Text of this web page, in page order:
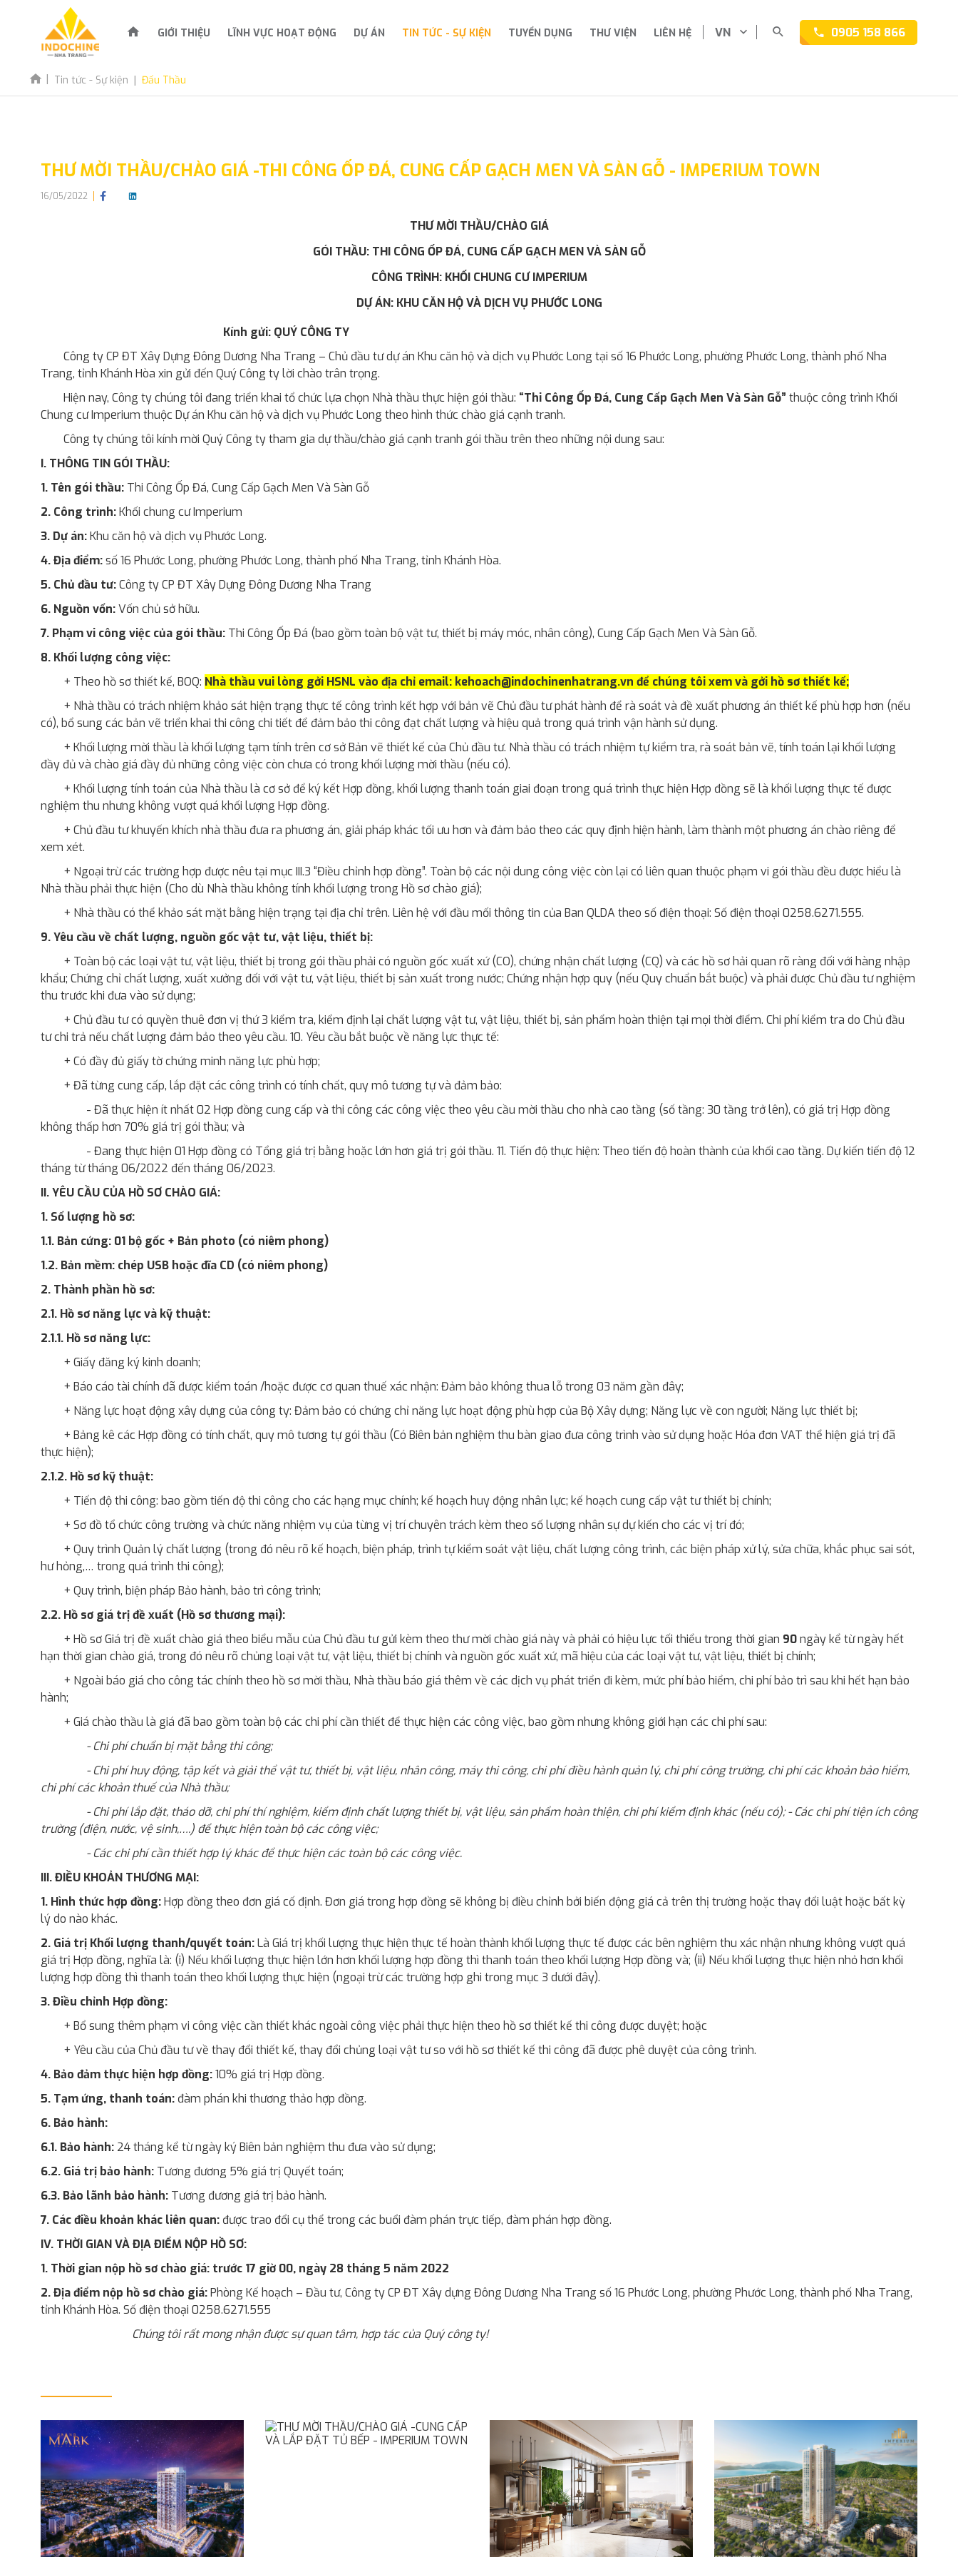
GIỚI THIỆU LĨNH VỰC HOẠT ĐỘNG DỰ ÁN TIN TỨC - SỰ KIỆN TUYỂN DỤNG THƯ VIỆN LIÊN HỆ VN 0905 158 866
Tin tức - Sự kiện Đấu Thầu
THƯ MỜI THẦU/CHÀO GIÁ -THI CÔNG ỐP ĐÁ, CUNG CẤP GẠCH MEN VÀ SÀN GỖ - IMPERIUM TOWN
16/05/2022
THƯ MỜI THẦU/CHÀO GIÁ
GÓI THẦU: THI CÔNG ỐP ĐÁ, CUNG CẤP GẠCH MEN VÀ SÀN GỖ
CÔNG TRÌNH: KHỐI CHUNG CƯ IMPERIUM
DỰ ÁN: KHU CĂN HỘ VÀ DỊCH VỤ PHƯỚC LONG
Kính gửi: QUÝ CÔNG TY
Công ty CP ĐT Xây Dựng Đông Dương Nha Trang – Chủ đầu tư dự án Khu căn hộ và dịch vụ Phước Long tại số 16 Phước Long, phường Phước Long, thành phố Nha
Trang, tỉnh Khánh Hòa xin gửi đến Quý Công ty lời chào trân trọng.
Hiện nay, Công ty chúng tôi đang triển khai tổ chức lựa chọn Nhà thầu thực hiện gói thầu: “Thi Công Ốp Đá, Cung Cấp Gạch Men Và Sàn Gỗ” thuộc công trình Khối
Chung cư Imperium thuộc Dự án Khu căn hộ và dịch vụ Phước Long theo hình thức chào giá cạnh tranh.
Công ty chúng tôi kính mời Quý Công ty tham gia dự thầu/chào giá cạnh tranh gói thầu trên theo những nội dung sau:
I. THÔNG TIN GÓI THẦU:
1. Tên gói thầu: Thi Công Ốp Đá, Cung Cấp Gạch Men Và Sàn Gỗ
2. Công trình:Khối chung cư Imperium
3. Dự án:Khu căn hộ và dịch vụ Phước Long.
4. Địa điểm:số 16 Phước Long, phường Phước Long, thành phố Nha Trang, tỉnh Khánh Hòa.
5. Chủ đầu tư:Công ty CP ĐT Xây Dựng Đông Dương Nha Trang
6. Nguồn vốn:Vốn chủ sở hữu.
7. Phạm vi công việc của gói thầu: Thi Công Ốp Đá (bao gồm toàn bộ vật tư, thiết bị máy móc, nhân công), Cung Cấp Gạch Men Và Sàn Gỗ.
8. Khối lượng công việc:
+ Theo hồ sơ thiết kế, BOQ: Nhà thầu vui lòng gởi HSNL vào địa chỉ email: kehoach@indochinenhatrang.vn để chúng tôi xem và gởi hồ sơ thiết kế;
+ Nhà thầu có trách nhiệm khảo sát hiện trạng thực tế công trình kết hợp với bản vẽ Chủ đầu tư phát hành để rà soát và đề xuất phương án thiết kế phù hợp hơn (nếu
có), bổ sung các bản vẽ triển khai thi công chi tiết để đảm bảo thi công đạt chất lượng và hiệu quả trong quá trình vận hành sử dụng.
+ Khối lượng mời thầu là khối lượng tạm tính trên cơ sở Bản vẽ thiết kế của Chủ đầu tư. Nhà thầu có trách nhiệm tự kiểm tra, rà soát bản vẽ, tính toán lại khối lượng
đầy đủ và chào giá đầy đủ những công việc còn chưa có trong khối lượng mời thầu (nếu có).
+ Khối lượng tính toán của Nhà thầu là cơ sở để ký kết Hợp đồng, khối lượng thanh toán giai đoạn trong quá trình thực hiện Hợp đồng sẽ là khối lượng thực tế được
nghiệm thu nhưng không vượt quá khối lượng Hợp đồng.
+ Chủ đầu tư khuyến khích nhà thầu đưa ra phương án, giải pháp khác tối ưu hơn và đảm bảo theo các quy định hiện hành, làm thành một phương án chào riêng để
xem xét.
+ Ngoại trừ các trường hợp được nêu tại mục III.3 “Điều chỉnh hợp đồng”. Toàn bộ các nội dung công việc còn lại có liên quan thuộc phạm vi gói thầu đều được hiểu là
Nhà thầu phải thực hiện (Cho dù Nhà thầu không tính khối lượng trong Hồ sơ chào giá);
+ Nhà thầu có thể khảo sát mặt bằng hiện trạng tại địa chỉ trên. Liên hệ với đầu mối thông tin của Ban QLDA theo số điện thoại: Số điện thoại 0258.6271.555.
9. Yêu cầu về chất lượng, nguồn gốc vật tư, vật liệu, thiết bị:
+ Toàn bộ các loại vật tư, vật liệu, thiết bị trong gói thầu phải có nguồn gốc xuất xứ (CO), chứng nhận chất lượng (CQ) và các hồ sơ hải quan rõ ràng đối với hàng nhập
khẩu; Chứng chỉ chất lượng, xuất xưởng đối với vật tư, vật liệu, thiết bị sản xuất trong nước; Chứng nhận hợp quy (nếu Quy chuẩn bắt buộc) và phải được Chủ đầu tư nghiệm
thu trước khi đưa vào sử dụng;
+ Chủ đầu tư có quyền thuê đơn vị thứ 3 kiểm tra, kiểm định lại chất lượng vật tư, vật liệu, thiết bị, sản phẩm hoàn thiện tại mọi thời điểm. Chi phí kiểm tra do Chủ đầu
tư chi trả nếu chất lượng đảm bảo theo yêu cầu. 10. Yêu cầu bắt buộc về năng lực thực tế:
+ Có đầy đủ giấy tờ chứng minh năng lực phù hợp;
+ Đã từng cung cấp, lắp đặt các công trình có tính chất, quy mô tương tự và đảm bảo:
- Đã thực hiện ít nhất 02 Hợp đồng cung cấp và thi công các công việc theo yêu cầu mời thầu cho nhà cao tầng (số tầng: 30 tầng trở lên), có giá trị Hợp đồng
không thấp hơn 70% giá trị gói thầu; và
- Đang thực hiện 01 Hợp đồng có Tổng giá trị bằng hoặc lớn hơn giá trị gói thầu. 11. Tiến độ thực hiện: Theo tiến độ hoàn thành của khối cao tầng. Dự kiến tiến độ 12
tháng từ tháng 06/2022 đến tháng 06/2023.
II. YÊU CẦU CỦA HỒ SƠ CHÀO GIÁ:
1. Số lượng hồ sơ:
1.1. Bản cứng: 01 bộ gốc + Bản photo (có niêm phong)
1.2. Bản mềm: chép USB hoặc đĩa CD (có niêm phong)
2. Thành phần hồ sơ:
2.1. Hồ sơ năng lực và kỹ thuật:
2.1.1. Hồ sơ năng lực:
+ Giấy đăng ký kinh doanh;
+ Báo cáo tài chính đã được kiểm toán /hoặc được cơ quan thuế xác nhận: Đảm bảo không thua lỗ trong 03 năm gần đây;
+ Năng lực hoạt động xây dựng của công ty: Đảm bảo có chứng chỉ năng lực hoạt động phù hợp của Bộ Xây dựng; Năng lực về con người; Năng lực thiết bị;
+ Bảng kê các Hợp đồng có tính chất, quy mô tương tự gói thầu (Có Biên bản nghiệm thu bàn giao đưa công trình vào sử dụng hoặc Hóa đơn VAT thể hiện giá trị đã
thực hiện);
2.1.2. Hồ sơ kỹ thuật:
+ Tiến độ thi công: bao gồm tiến độ thi công cho các hạng mục chính; kế hoạch huy động nhân lực; kế hoạch cung cấp vật tư thiết bị chính;
+ Sơ đồ tổ chức công trường và chức năng nhiệm vụ của từng vị trí chuyên trách kèm theo số lượng nhân sự dự kiến cho các vị trí đó;
+ Quy trình Quản lý chất lượng (trong đó nêu rõ kế hoạch, biện pháp, trình tự kiểm soát vật liệu, chất lượng công trình, các biện pháp xử lý, sửa chữa, khắc phục sai sót,
hư hỏng,… trong quá trình thi công);
+ Quy trình, biện pháp Bảo hành, bảo trì công trình;
2.2. Hồ sơ giá trị đề xuất (Hồ sơ thương mại):
+ Hồ sơ Giá trị đề xuất chào giá theo biểu mẫu của Chủ đầu tư gửi kèm theo thư mời chào giá này và phải có hiệu lực tối thiểu trong thời gian 90ngày kể từ ngày hết
hạn thời gian chào giá, trong đó nêu rõ chủng loại vật tư, vật liệu, thiết bị chính và nguồn gốc xuất xứ, mã hiệu của các loại vật tư, vật liệu, thiết bị chính;
+ Ngoài báo giá cho công tác chính theo hồ sơ mời thầu, Nhà thầu báo giá thêm về các dịch vụ phát triển đi kèm, mức phí bảo hiểm, chi phí bảo trì sau khi hết hạn bảo
hành;
+ Giá chào thầu là giá đã bao gồm toàn bộ các chi phí cần thiết để thực hiện các công việc, bao gồm nhưng không giới hạn các chi phí sau:
- Chi phí chuẩn bị mặt bằng thi công;
- Chi phí huy động, tập kết và giải thể vật tư, thiết bị, vật liệu, nhân công, máy thi công, chi phí điều hành quản lý, chi phí công trường, chi phí các khoản bảo hiểm,
chi phí các khoản thuế của Nhà thầu;
- Chi phí lắp đặt, tháo dỡ, chi phí thí nghiệm, kiểm định chất lượng thiết bị, vật liệu, sản phẩm hoàn thiện, chi phí kiểm định khác (nếu có); - Các chi phí tiện ích công
trường (điện, nước, vệ sinh,….) để thực hiện toàn bộ các công việc;
- Các chi phí cần thiết hợp lý khác để thực hiện các toàn bộ các công việc.
III. ĐIỀU KHOẢN THƯƠNG MẠI:
1. Hình thức hợp đồng:Hợp đồng theo đơn giá cố định. Đơn giá trong hợp đồng sẽ không bị điều chỉnh bởi biến động giá cả trên thị trường hoặc thay đổi luật hoặc bất kỳ
lý do nào khác.
2. Giá trị Khối lượng thanh/quyết toán:Là Giá trị khối lượng thực hiện thực tế hoàn thành khối lượng thực tế được các bên nghiệm thu xác nhận nhưng không vượt quá
giá trị Hợp đồng, nghĩa là: (i) Nếu khối lượng thực hiện lớn hơn khối lượng hợp đồng thì thanh toán theo khối lượng Hợp đồng và; (ii) Nếu khối lượng thực hiện nhỏ hơn khối
lượng hợp đồng thì thanh toán theo khối lượng thực hiện (ngoại trừ các trường hợp ghi trong mục 3 dưới đây).
3. Điều chỉnh Hợp đồng:
+ Bổ sung thêm phạm vi công việc cần thiết khác ngoài công việc phải thực hiện theo hồ sơ thiết kế thi công được duyệt; hoặc
+ Yêu cầu của Chủ đầu tư về thay đổi thiết kế, thay đổi chủng loại vật tư so với hồ sơ thiết kế thi công đã được phê duyệt của công trình.
4. Bảo đảm thực hiện hợp đồng:10% giá trị Hợp đồng.
5. Tạm ứng, thanh toán: đàm phán khi thương thảo hợp đồng.
6. Bảo hành:
6.1. Bảo hành: 24 tháng kể từ ngày ký Biên bản nghiệm thu đưa vào sử dụng;
6.2. Giá trị bảo hành: Tương đương 5% giá trị Quyết toán;
6.3. Bảo lãnh bảo hành: Tương đương giá trị bảo hành.
7. Các điều khoản khác liên quan: được trao đổi cụ thể trong các buổi đàm phán trực tiếp, đàm phán hợp đồng.
IV. THỜI GIAN VÀ ĐỊA ĐIỂM NỘP HỒ SƠ:
1. Thời gian nộp hồ sơ chào giá: trước 17 giờ 00, ngày 28 tháng 5 năm 2022
2. Địa điểm nộp hồ sơ chào giá:Phòng Kế hoạch – Đầu tư, Công ty CP ĐT Xây dựng Đông Dương Nha Trang số 16 Phước Long, phường Phước Long, thành phố Nha Trang,
tỉnh Khánh Hòa. Số điện thoại 0258.6271.555
Chúng tôi rất mong nhận được sự quan tâm, hợp tác của Quý công ty!